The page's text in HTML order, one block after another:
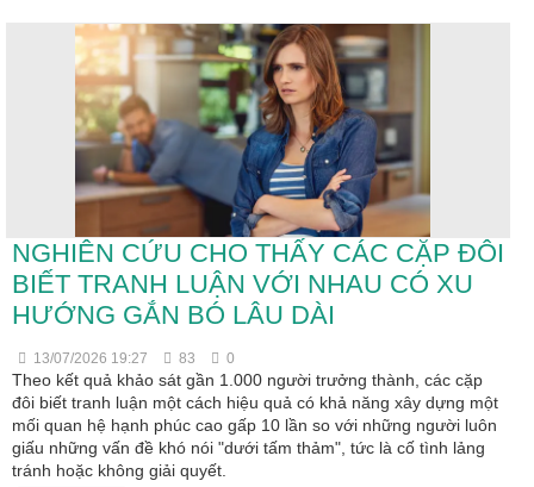
NGHIÊN CỨU CHO THẤY CÁC CẶP ĐÔI
BIẾT TRANH LUẬN VỚI NHAU CÓ XU
HƯỚNG GẮN BÓ LÂU DÀI
13/07/2026 19:27 83 0
Theo kết quả khảo sát gần 1.000 người trưởng thành, các cặp
đôi biết tranh luận một cách hiệu quả có khả năng xây dựng một
mối quan hệ hạnh phúc cao gấp 10 lần so với những người luôn
giấu những vấn đề khó nói "dưới tấm thảm", tức là cố tình lảng
tránh hoặc không giải quyết.